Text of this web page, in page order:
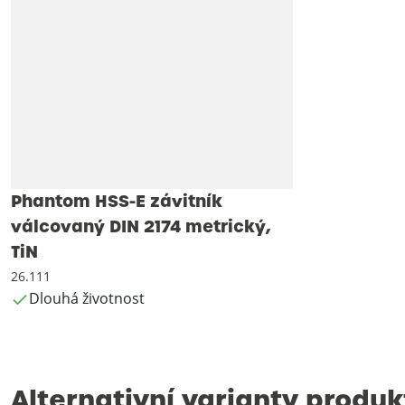
Phantom HSS-E závitník
válcovaný DIN 2174 metrický,
TiN
26.111
Dlouhá životnost